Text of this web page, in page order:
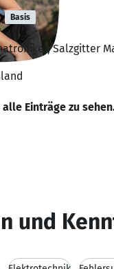
Basis
Salzgitter
alle Einträge zu
und